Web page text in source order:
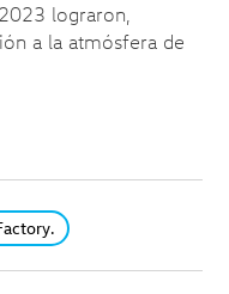
lograron,
a la atmósfera de